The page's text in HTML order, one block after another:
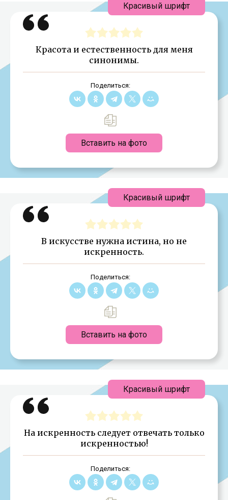
Красота и естественность для меня
синонимы.
Поделиться:
Вставить на фото
Красивый шрифт
В искусстве нужна истина, но не
искренность.
Поделиться:
Вставить на фото
Красивый шрифт
На искренность следует отвечать только
искренностью!
Поделиться:
Красивый шрифт